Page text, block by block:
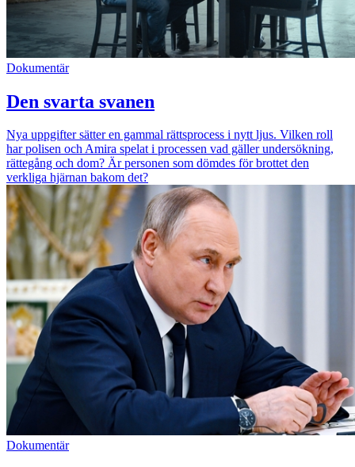
Dokumentär
Den svarta svanen
Nya uppgifter sätter en gammal rättsprocess i nytt ljus. Vilken roll
har polisen och Amira spelat i processen vad gäller undersökning,
rättegång och dom? Är personen som dömdes för brottet den
verkliga hjärnan bakom det?
Dokumentär